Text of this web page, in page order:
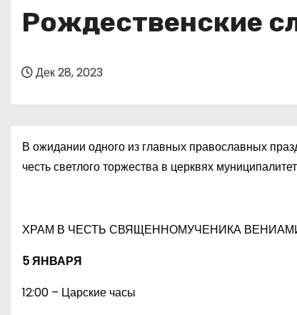
Рождественские
Дек 28, 2023
В ожидании одного из главных православных
честь светлого торжества в церквях
ХРАМ В ЧЕСТЬ СВЯЩЕННОМУЧЕНИКА
5 ЯНВАРЯ
12:00 – Царские часы